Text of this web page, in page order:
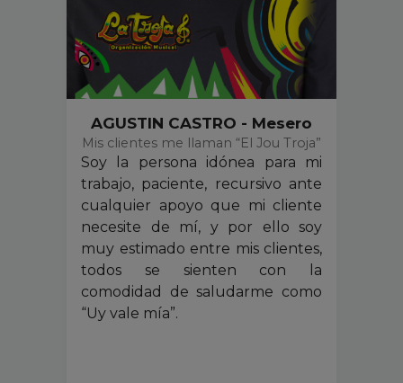
AGUSTIN CASTRO - Mesero
Mis clientes me llaman “El Jou Troja”
Soy la persona idónea para mi
trabajo, paciente, recursivo ante
cualquier apoyo que mi cliente
necesite de mí, y por ello soy
muy estimado entre mis clientes,
todos se sienten con la
comodidad de saludarme como
“Uy vale mía”.